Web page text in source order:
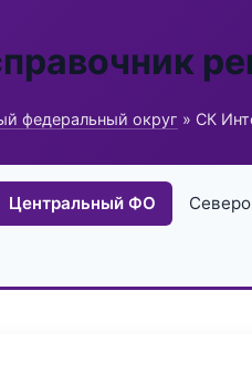
федеральный округ » СК
Центральный ФО